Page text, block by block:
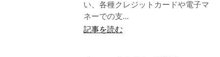
い、各種クレジットカードや電子マ
ネーでの支...
記事を読む